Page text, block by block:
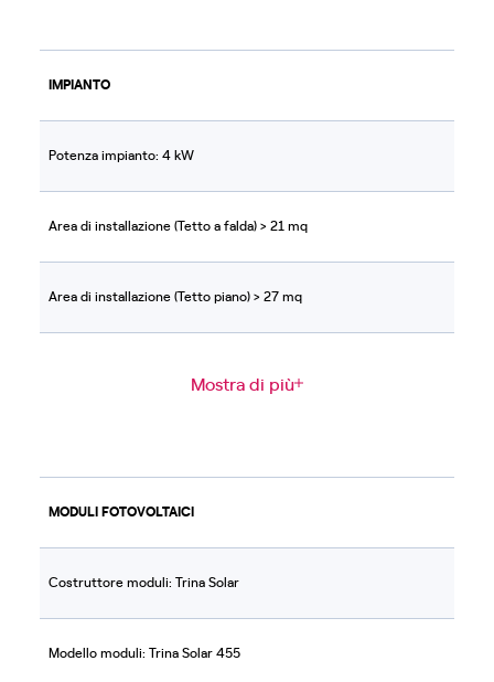
IMPIANTO
Potenza impianto: 4 kW
Area di installazione (Tetto a falda) > 21 mq
Area di installazione (Tetto piano) > 27 mq
Mostra di più
MODULI FOTOVOLTAICI
Costruttore moduli: Trina Solar
Modello moduli: Trina Solar 455